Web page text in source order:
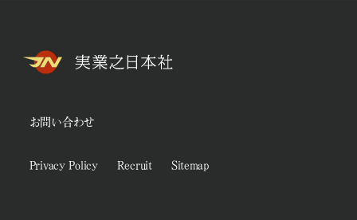
お問い合わせ
Privacy Policy Recruit Sitemap